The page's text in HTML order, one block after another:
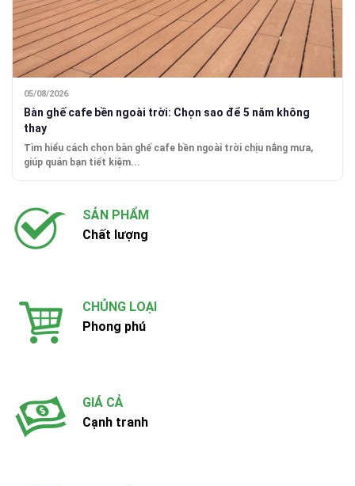
05/08/2026
Bàn ghế cafe bền ngoài trời: Chọn sao để 5 năm không
thay
Tìm hiểu cách chọn bàn ghế cafe bền ngoài trời chịu nắng mưa,
giúp quán bạn tiết kiệm...
SẢN PHẨM
Chất lượng
CHỦNG LOẠI
Phong phú
GIÁ CẢ
Cạnh tranh